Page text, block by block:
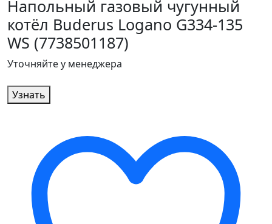
Напольный газовый чугунный
котёл Buderus Logano G334-135
WS (7738501187)
Уточняйте у менеджера
Узнать